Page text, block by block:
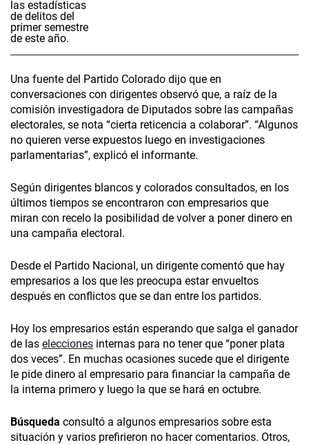
Una fuente del Partido Colorado dijo que en
conversaciones con dirigentes observó que, a raíz de la
comisión investigadora de Diputados sobre las campañas
electorales, se nota “cierta reticencia a colaborar”. “Algunos
no quieren verse expuestos luego en investigaciones
parlamentarias”, explicó el informante.
Según dirigentes blancos y colorados consultados, en los
últimos tiempos se encontraron con empresarios que
miran con recelo la posibilidad de volver a poner dinero en
una campaña electoral.
Desde el Partido Nacional, un dirigente comentó que hay
empresarios a los que les preocupa estar envueltos
después en conflictos que se dan entre los partidos.
Hoy los empresarios están esperando que salga el ganador
de las elecciones internas para no tener que “poner plata
dos veces”. En muchas ocasiones sucede que el dirigente
le pide dinero al empresario para financiar la campaña de
la interna primero y luego la que se hará en octubre.
Búsqueda consultó a algunos empresarios sobre esta
situación y varios prefirieron no hacer comentarios. Otros,